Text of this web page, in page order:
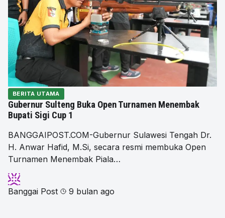
BERITA UTAMA
Gubernur Sulteng Buka Open Turnamen Menembak
Bupati Sigi Cup 1
BANGGAIPOST.COM-Gubernur Sulawesi Tengah Dr.
H. Anwar Hafid, M.Si, secara resmi membuka Open
Turnamen Menembak Piala…
Banggai Post 9 bulan ago